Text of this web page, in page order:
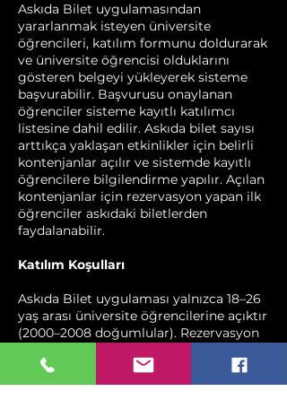
Askıda Bilet uygulamasından
yararlanmak isteyen üniversite
öğrencileri, katılım formunu doldurarak
ve üniversite öğrencisi olduklarını
gösteren belgeyi yükleyerek sisteme
başvurabilir. Başvurusu onaylanan
öğrenciler sisteme kayıtlı katılımcı
listesine dahil edilir. Askıda bilet sayısı
arttıkça yaklaşan etkinlikler için belirli
kontenjanlar açılır ve sistemde kayıtlı
öğrencilere bilgilendirme yapılır. Açılan
kontenjanlar için rezervasyon yapan ilk
öğrenciler askıdaki biletlerden
faydalanabilir.
Katılım Koşulları
Askıda Bilet uygulaması yalnızca 18–26
yaş arası üniversite öğrencilerine açıktır
(2000–2008 doğumlular). Rezervasyon
öğrenciler, sistemin adil kullanımı için 3
ay boyunca Askıda Bilet programından